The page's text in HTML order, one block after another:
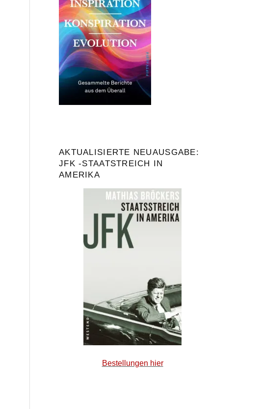
AKTUALISIERTE NEUAUSGABE:
JFK -STAATSTREICH IN
AMERIKA
Bestellungen hier